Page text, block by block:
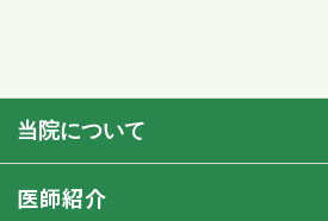
当院について
医師紹介